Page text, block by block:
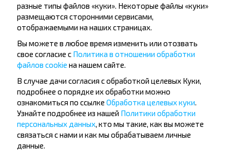
Популярные автобусные
направления
Орша - Могилёв
Минск - Несвиж
Минск - Могилёв
Минск - Пинск
Минск - Брест
Минск - Барановичи
Гомель - Минск
Брест - Тересполь
Брест - Беловежская Пуща
разные типы файлов «куки». Некоторые файлы «куки»
размещаются сторонними сервисами,
отображаемыми на наших страницах.
Вы можете в любое время изменить или отозвать
свое согласие с Политика в отношении обработки
файлов cookie на нашем сайте.
В случае дачи согласия с обработкой целевых Куки,
подробнее о порядке их обработки можно
ознакомиться по ссылке Обработка целевых куки
Узнайте подробнее из нашей Политики обработки
персональных данных , кто мы такие, как вы можете
связаться с нами и как мы обрабатываем личные
данные.